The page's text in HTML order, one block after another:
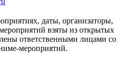
даты, организаторы,
взяты из открытых
ответственными лицами со
мероприятий.